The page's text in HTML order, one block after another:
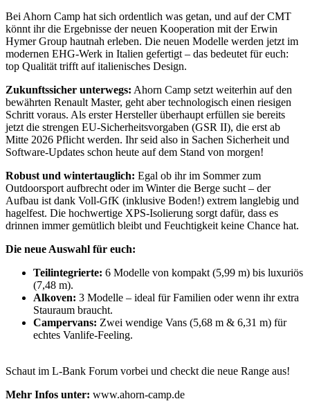
Bei Ahorn Camp hat sich ordentlich was getan, und auf der CMT
könnt ihr die Ergebnisse der neuen Kooperation mit der Erwin
Hymer Group hautnah erleben. Die neuen Modelle werden jetzt im
modernen EHG-Werk in Italien gefertigt – das bedeutet für euch:
top Qualität trifft auf italienisches Design.
Zukunftssicher unterwegs: Ahorn Camp setzt weiterhin auf den
bewährten Renault Master, geht aber technologisch einen riesigen
Schritt voraus. Als erster Hersteller überhaupt erfüllen sie bereits
jetzt die strengen EU-Sicherheitsvorgaben (GSR II), die erst ab
Mitte 2026 Pflicht werden. Ihr seid also in Sachen Sicherheit und
Software-Updates schon heute auf dem Stand von morgen!
Robust und wintertauglich: Egal ob ihr im Sommer zum
Outdoorsport aufbrecht oder im Winter die Berge sucht – der
Aufbau ist dank Voll-GfK (inklusive Boden!) extrem langlebig und
hagelfest. Die hochwertige XPS-Isolierung sorgt dafür, dass es
drinnen immer gemütlich bleibt und Feuchtigkeit keine Chance hat.
Die neue Auswahl für euch:
Teilintegrierte: 6 Modelle von kompakt (5,99 m) bis luxuriös
(7,48 m).
Alkoven: 3 Modelle – ideal für Familien oder wenn ihr extra
Stauraum braucht.
Campervans: Zwei wendige Vans (5,68 m & 6,31 m) für
echtes Vanlife-Feeling.
Schaut im L-Bank Forum vorbei und checkt die neue Range aus!
Mehr Infos unter: www.ahorn-camp.de